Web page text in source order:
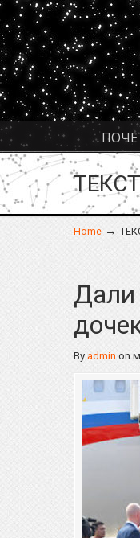
Navigation
Home →
Дали
By admin on